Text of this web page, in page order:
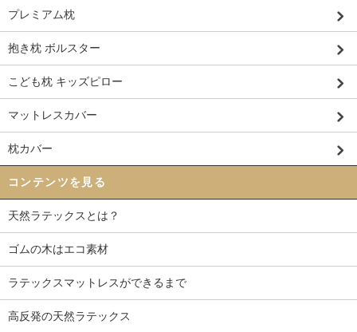
プレミアム枕
抱き枕 ボルスター
こども枕 キッズピロー
マットレスカバー
枕カバー
コンテンツを見る
天然ラテックスとは？
ゴムの木はエコ素材
ラテックスマットレスができるまで
高反発の天然ラテックス